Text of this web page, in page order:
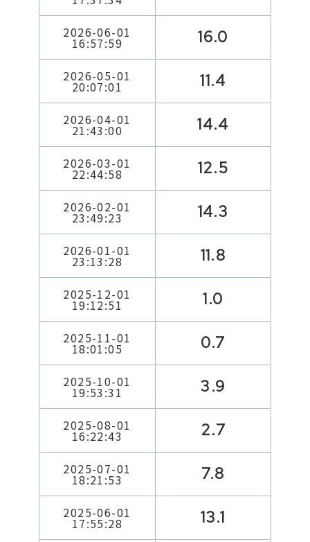
2026-06-01
16:57:59 16.0
2026-05-01
20:07:01 11.4
2026-04-01
21:43:00 14.4
2026-03-01
22:44:58 12.5
2026-02-01
23:49:23 14.3
2026-01-01
23:13:28 11.8
2025-12-01
19:12:51 1.0
2025-11-01
18:01:05 0.7
2025-10-01
19:53:31 3.9
2025-08-01
16:22:43 2.7
2025-07-01
18:21:53 7.8
2025-06-01
17:55:28 13.1